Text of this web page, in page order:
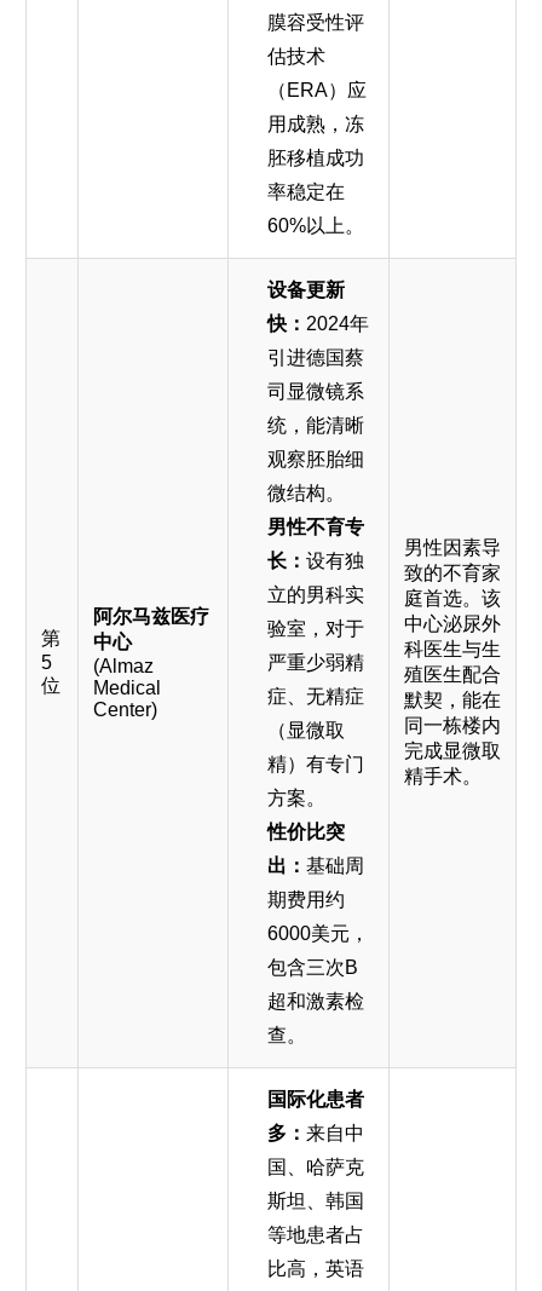
膜容受性评
估技术
（ERA）应
用成熟，冻
胚移植成功
率稳定在
60%以上。
第
5
位
阿尔马兹医疗
中心
(Almaz
Medical
Center)
设备更新
快： 2024年
引进德国蔡
司显微镜系
统，能清晰
观察胚胎细
微结构。
男性不育专
长： 设有独
立的男科实
验室，对于
严重少弱精
症、无精症
（显微取
精）有专门
方案。
性价比突
出： 基础周
期费用约
6000美元，
包含三次B
超和激素检
查。
男性因素导
致的不育家
庭首选。该
中心泌尿外
科医生与生
殖医生配合
默契，能在
同一栋楼内
完成显微取
精手术。
国际化患者
多： 来自中
国、哈萨克
斯坦、韩国
等地患者占
比高，英语